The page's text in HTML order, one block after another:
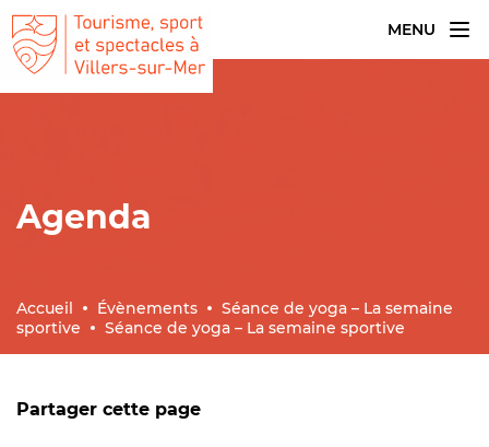
MENU
Accueil Évènements
Séance de yoga – La semaine
sportive
Séance de yoga – La semaine sportive
Agenda
Partager cette page